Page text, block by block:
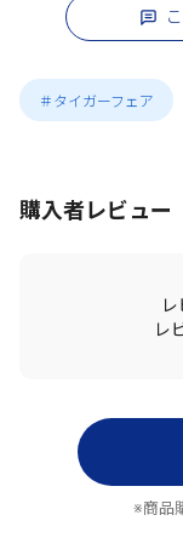
＃タイガーフェア
購入者レビュー
レ
※商品